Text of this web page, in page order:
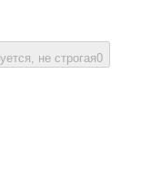
не строгая0